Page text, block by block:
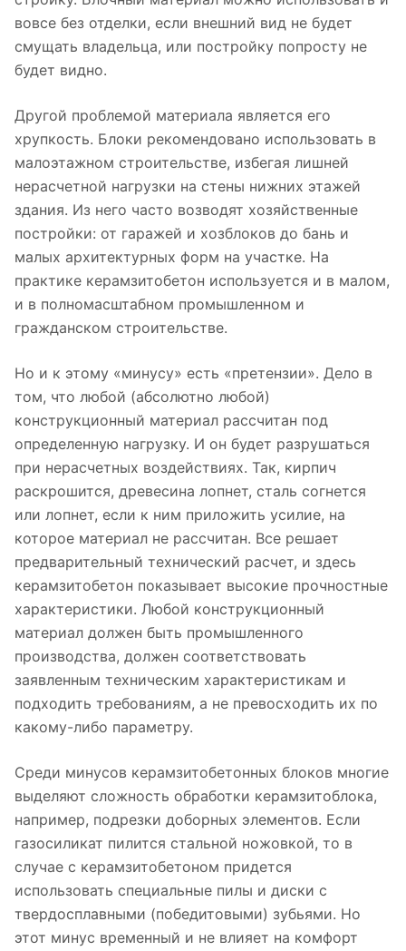
вовсе без отделки, если внешний вид не будет
смущать владельца, или постройку попросту не
будет видно.
Другой проблемой материала является его
хрупкость. Блоки рекомендовано использовать в
малоэтажном строительстве, избегая лишней
нерасчетной нагрузки на стены нижних этажей
здания. Из него часто возводят хозяйственные
постройки: от гаражей и хозблоков до бань и
малых архитектурных форм на участке. На
практике керамзитобетон используется и в малом,
и в полномасштабном промышленном и
гражданском строительстве.
Но и к этому «минусу» есть «претензии». Дело в
том, что любой (абсолютно любой)
конструкционный материал рассчитан под
определенную нагрузку. И он будет разрушаться
при нерасчетных воздействиях. Так, кирпич
раскрошится, древесина лопнет, сталь согнется
или лопнет, если к ним приложить усилие, на
которое материал не рассчитан. Все решает
предварительный технический расчет, и здесь
керамзитобетон показывает высокие прочностные
характеристики. Любой конструкционный
материал должен быть промышленного
производства, должен соответствовать
заявленным техническим характеристикам и
подходить требованиям, а не превосходить их по
какому-либо параметру.
Среди минусов керамзитобетонных блоков многие
выделяют сложность обработки керамзитоблока,
например, подрезки доборных элементов. Если
газосиликат пилится стальной ножовкой, то в
случае с керамзитобетоном придется
использовать специальные пилы и диски с
твердосплавными (победитовыми) зубьями. Но
этот минус временный и не влияет на комфорт